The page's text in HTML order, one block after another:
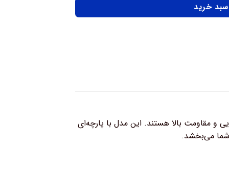
سبد خرید
و مقاومت بالا هستند. این مدل با پارچه‌ای
شما می‌بخشد.